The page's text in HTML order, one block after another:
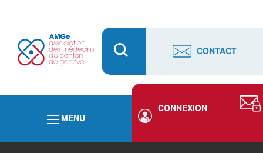
CONTACT
MENU
CONNEXION